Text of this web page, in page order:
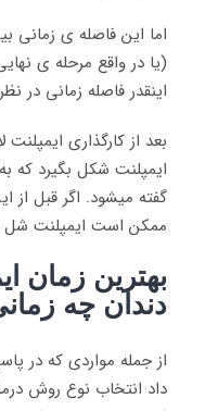
اما این فاصله ی
(یا در واقع مرحله ی
اینقدر فاصله زمانی در
بعد از کارگذاری
گفته میشود. اگر قبل از
ممکن است ایمپلنت
بهترین زمان
دندان چه
از جمله مواردی که در
داد انتخاب نوع روش